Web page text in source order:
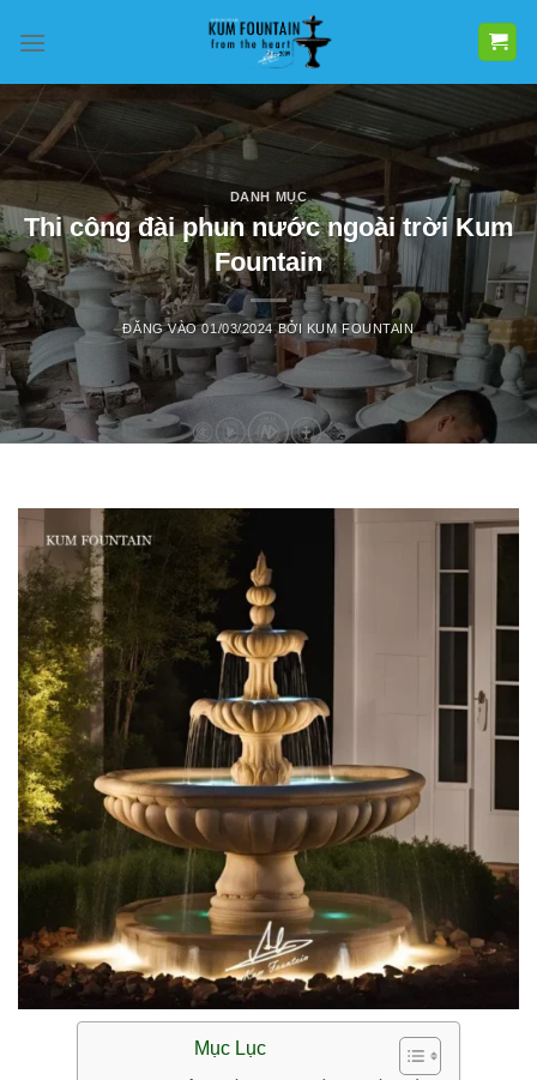
qua
dung
DANH MỤC
Thi công đài phun nước ngoài trời Kum
Fountain
ĐĂNG VÀO01/03/2024 BỞI KUM FOUNTAIN
Mục Lục